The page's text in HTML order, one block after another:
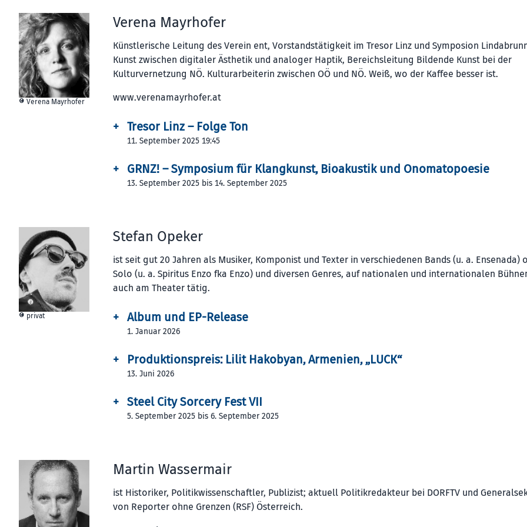
© Verena Mayrhofer
Verena Mayrhofer
Künstlerische Lei­tung des Verein ent, Vorstandstätigkeit im Tresor Linz und Symposion
Kunst zwischen digitaler Ästhetik und analoger Haptik, Bereichsleitung Bildende Kunst bei der
Kulturvernetzung NÖ. Kulturarbeiterin zwischen OÖ und NÖ. Weiß, wo der Kaffee besser ist.
www.verenamayrhofer.at
+ Tresor Linz – Folge Ton
11. September 2025 19:45
+ GRNZ! – Symposium für Klangkunst, Bioakustik und Onomatopoesie
13. September 2025 bis 14. September 2025
© privat
Stefan Opeker
ist seit gut 20 Jahren als Musiker, Komponist und Texter in verschiedenen Bands (u. a. Ensenada)
Solo (u. a. Spiritus Enzo fka Enzo) und diversen Genres, auf nationalen und internationalen
auch am Theater tätig.
+ Album und EP-Release
1. Januar 2026
+ Produktionspreis: Lilit Hakobyan, Armenien, „LUCK“
13. Juni 2026
+ Steel City Sorcery Fest VII
5. September 2025 bis 6. September 2025
Martin Wassermair
ist Historiker, Politikwissenschaftler, Publizist; aktuell Politikredakteur bei DORFTV und
von Reporter ohne Grenzen (RSF) Österreich.